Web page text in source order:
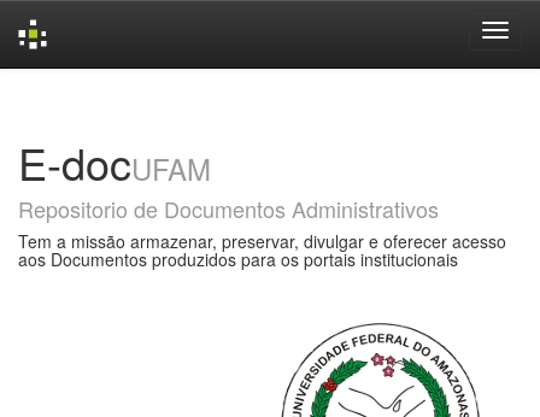
E-docUFAM
Repositorio de Documentos Administrativos
Tem a missão armazenar, preservar, divulgar e oferecer acesso
aos Documentos produzidos para os portais institucionais